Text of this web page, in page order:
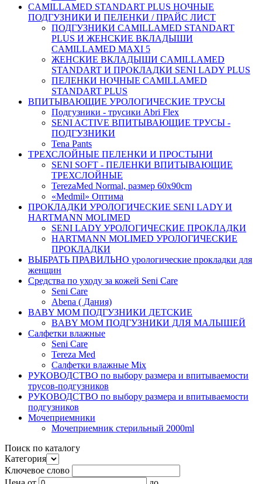
CAMILLAMED STANDART PLUS НОЧНЫЕ
ПОДГУЗНИКИ И ПЕЛЕНКИ / ПРАЙС ЛИСТ
ПОДГУЗНИКИ CAMILLAMED STANDART
PLUS И ЖЕНСКИЕ ВКЛАДЫШИ
CAMILLAMED MAXI 5
ЖЕНСКИЕ ВКЛАДЫШИ CAMILLAMED
STANDART И ПРОКЛАДКИ SENI LADY PLUS
ПЕЛЕНКИ НОЧНЫЕ CAMILLAMED
STANDART PLUS
ВПИТЫВАЮЩИЕ УРОЛОГИЧЕСКИЕ ТРУСЫ
Подгузники - трусики Abri Flex
SENI ACTIVE ВПИТЫВАЮЩИЕ ТРУСЫ -
ПОДГУЗНИКИ
Tena Pants
ТРЕХСЛОЙНЫЕ ПЕЛЕНКИ И ПРОСТЫНИ
SENI SOFT - ПЕЛЕНКИ ВПИТЫВАЮЩИЕ
ТРЕХСЛОЙНЫЕ
TerezaMed Normal, размер 60x90cm
«Medmil» Оптима
ПРОКЛАДКИ УРОЛОГИЧЕСКИЕ SENI LADY И
HARTMANN MOLIMED
SENI LADY УРОЛОГИЧЕСКИЕ ПРОКЛАДКИ
HARTMANN MOLIMED УРОЛОГИЧЕСКИЕ
ПРОКЛАДКИ
ВЫБРАТЬ ПРАВИЛЬНО урологические прокладки для
женщин
Средства по уходу за кожей Seni Care
Seni Care
Abena ( Дания)
BABY MOM ПОДГУЗНИКИ ДЕТСКИЕ
BABY MOM ПОДГУЗНИКИ ДЛЯ МАЛЫШЕЙ
Салфетки влажные
Seni Care
Tereza Med
Салфетки влажные Mix
РУКОВОДСТВО по выбору размера и впитываемости
трусов-подгузников
РУКОВОДСТВО по выбору размера и впитываемости
подгузников
Мочеприемники
Мочеприемник стерильный 2000ml
Поиск по каталогу
Категория
Ключевое слово